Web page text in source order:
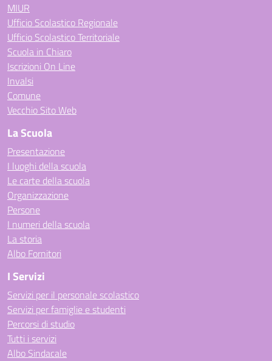
MIUR
Ufficio Scolastico Regionale
Ufficio Scolastico Territoriale
Scuola in Chiaro
Iscrizioni On Line
Invalsi
Comune
Vecchio Sito Web
La Scuola
Presentazione
I luoghi della scuola
Le carte della scuola
Organizzazione
Persone
I numeri della scuola
La storia
Albo Fornitori
I Servizi
Servizi per il personale scolastico
Servizi per famiglie e studenti
Percorsi di studio
Tutti i servizi
Albo Sindacale